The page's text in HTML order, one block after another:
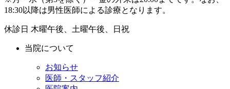
18:30以降は男性医師による診療となります。
休診日 木曜午後、土曜午後、日祝
当院について
お知らせ
医師・スタッフ紹介